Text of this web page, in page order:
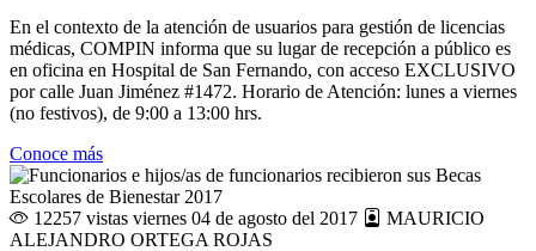
En el contexto de la atención de usuarios para gestión de licencias
médicas, COMPIN informa que su lugar de recepción a público es
en oficina en Hospital de San Fernando, con acceso EXCLUSIVO
por calle Juan Jiménez #1472. Horario de Atención: lunes a viernes
(no festivos), de 9:00 a 13:00 hrs.
Conoce más
12257 vistas viernes 04 de agosto del 2017
MAURICIO
ALEJANDRO ORTEGA ROJAS